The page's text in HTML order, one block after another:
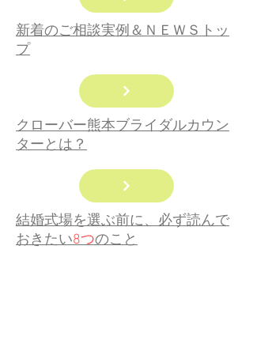
​新着のご相談実例＆ＮＥＷＳトッ
プ
​クローバー熊本ブライダルカウン
ターとは？
結婚式場を選ぶ前に、必ず読んで
おきたい8つのこと